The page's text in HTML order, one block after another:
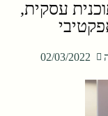
עסקית,
02/03/2022